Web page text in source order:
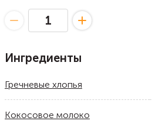
Ингредиенты
Гречневые хлопья
Кокосовое молоко